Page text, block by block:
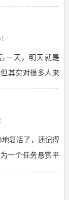
便去武...
一天，明天就是
其实对很多人来
而自...
复活了，还记得
一个任务悬赏平
都当它...